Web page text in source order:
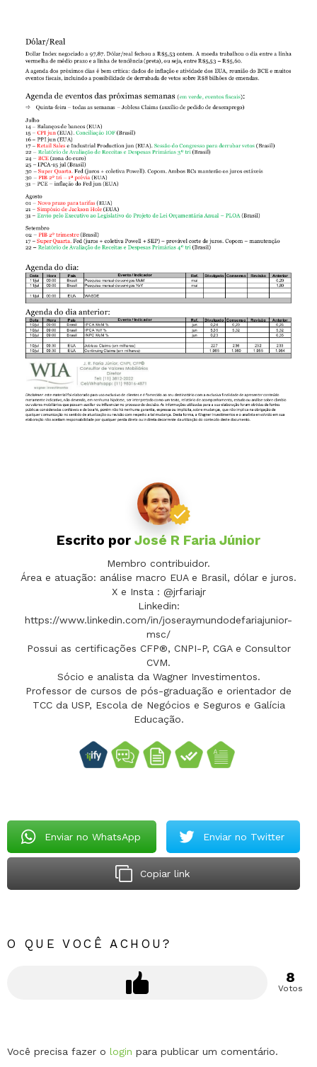
Escrito por José R Faria Júnior
Membro contribuidor.
Área e atuação: análise macro EUA e Brasil, dólar e juros.
X e Insta : @jrfariajr
Linkedin:
https://www.linkedin.com/in/joseraymundodefariajunior-
msc/
Possui as certificações CFP®, CNPI-P, CGA e Consultor
CVM.
Sócio e analista da Wagner Investimentos.
Professor de cursos de pós-graduação e orientador de
TCC da USP, Escola de Negócios e Seguros e Galícia
Educação.
Enviar no WhatsApp Enviar no Twitter
Copiar link
O QUE VOCÊ ACHOU?
8
Votos
Deixe
Você precisa fazer o login para publicar um comentário.